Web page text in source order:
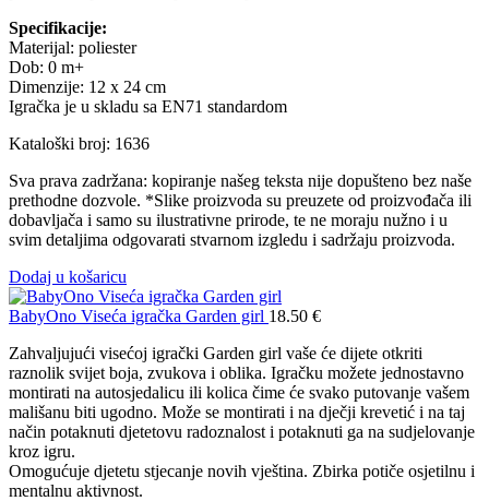
Specifikacije:
Materijal: poliester
Dob: 0 m+
Dimenzije: 12 x 24 cm
Igračka je u skladu sa EN71 standardom
Kataloški broj: 1636
Sva prava zadržana: kopiranje našeg teksta nije dopušteno bez naše
prethodne dozvole. *Slike proizvoda su preuzete od proizvođača ili
dobavljača i samo su ilustrativne prirode, te ne moraju nužno i u
svim detaljima odgovarati stvarnom izgledu i sadržaju proizvoda.
Dodaj u košaricu
BabyOno Viseća igračka Garden girl 18.50 €
Zahvaljujući visećoj igrački Garden girl vaše će dijete otkriti
raznolik svijet boja, zvukova i oblika. Igračku možete jednostavno
montirati na autosjedalicu ili kolica čime će svako putovanje vašem
mališanu biti ugodno. Može se montirati i na dječji krevetić i na taj
način potaknuti djetetovu radoznalost i potaknuti ga na sudjelovanje
kroz igru.
Omogućuje djetetu stjecanje novih vještina. Zbirka potiče osjetilnu i
mentalnu aktivnost.